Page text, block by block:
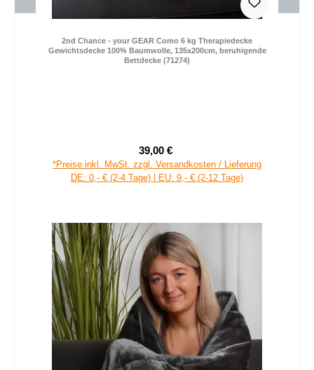
2nd Chance - your GEAR Como 6 kg Therapiedecke
Gewichtsdecke 100% Baumwolle, 135x200cm, beruhigende
Bettdecke (71274)
Verkaufspreis:
39,00 €
*Preise inkl. MwSt. zzgl. Versandkosten / Lieferung
DE: 0,- € (2-4 Tage) | EU: 9,- € (2-12 Tage)